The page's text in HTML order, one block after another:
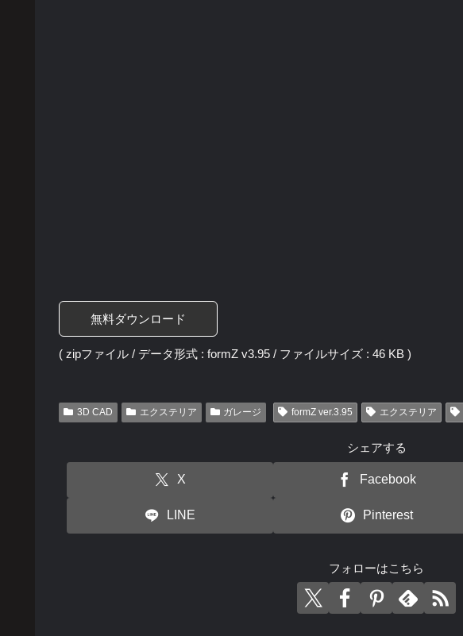
無料ダウンロード
( zipファイル / データ形式 : formZ v3.95 / ファイルサイズ : 46 KB )
3D CAD エクステリア ガレージ formZ ver.3.95 エクステリア
シェアする
X Facebook
LINE Pinterest
フォローはこちら